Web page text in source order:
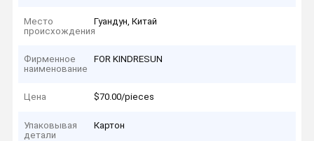
Место
происхождения
Гуандун, Китай
Фирменное
наименование
FOR KINDRESUN
Цена $70.00/pieces
Упаковывая
детали
Картон